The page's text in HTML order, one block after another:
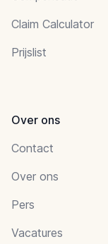
Claim Calculator
Prijslist
Over ons
Contact
Over ons
Pers
Vacatures